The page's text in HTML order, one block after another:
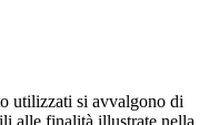
utilizzati si avvalgono di